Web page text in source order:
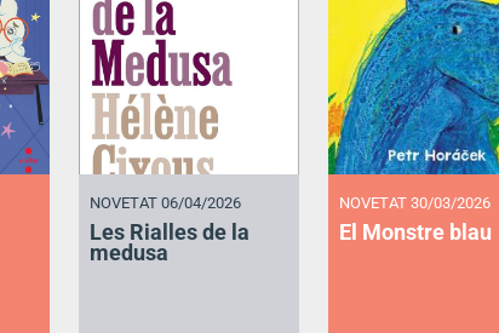
NOVETAT 06/04/2026
Les Rialles de la
medusa
NOVETAT 30/03/2026
El Monstre blau